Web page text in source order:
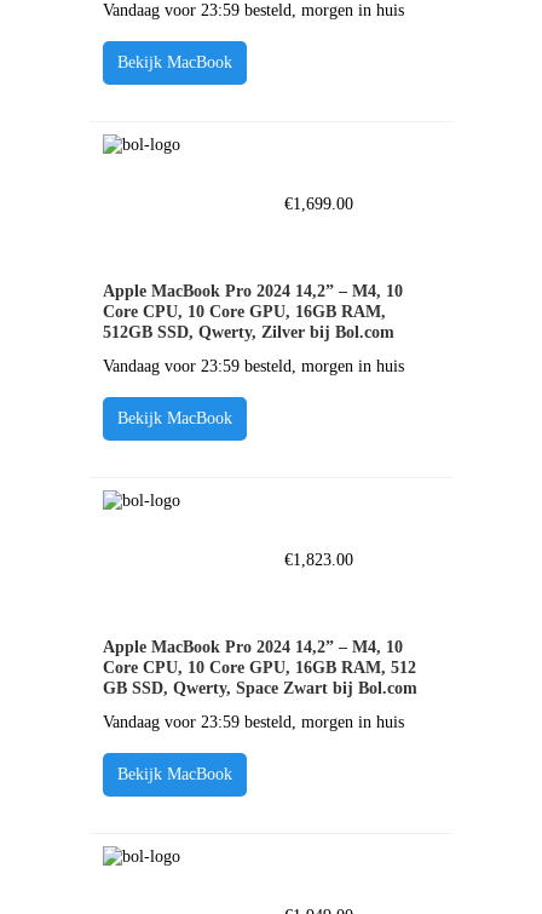
Vandaag voor 23:59 besteld, morgen in huis
Bekijk MacBook
€1,699.00
Apple MacBook Pro 2024 14,2” – M4, 10
Core CPU, 10 Core GPU, 16GB RAM,
512GB SSD, Qwerty, Zilver bij Bol.com
Vandaag voor 23:59 besteld, morgen in huis
Bekijk MacBook
€1,823.00
Apple MacBook Pro 2024 14,2” – M4, 10
Core CPU, 10 Core GPU, 16GB RAM, 512
GB SSD, Qwerty, Space Zwart bij Bol.com
Vandaag voor 23:59 besteld, morgen in huis
Bekijk MacBook